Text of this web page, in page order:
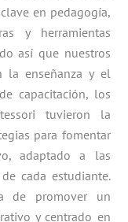
en pedagogía,
y herramientas
así que nuestros
la enseñanza y el
capacitación, los
tuvieron la
para fomentar
adaptado a las
cada estudiante.
de promover un
y centrado en